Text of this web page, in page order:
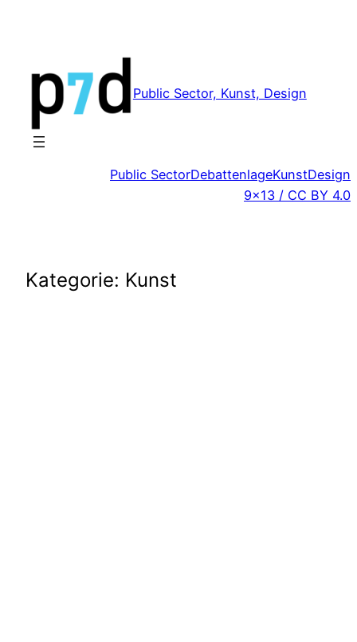
Public Sector, Kunst, Design
Public SectorDebattenlageKunstDesign
9×13 / CC BY 4.0
Kategorie: Kunst